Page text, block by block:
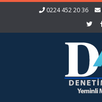
0224 452 20 36